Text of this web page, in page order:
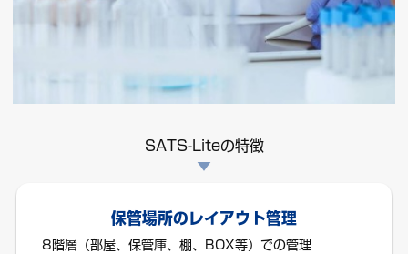
SATS-Liteの特徴
保管場所のレイアウト管理
8階層（部屋、保管庫、棚、BOX等）での管理